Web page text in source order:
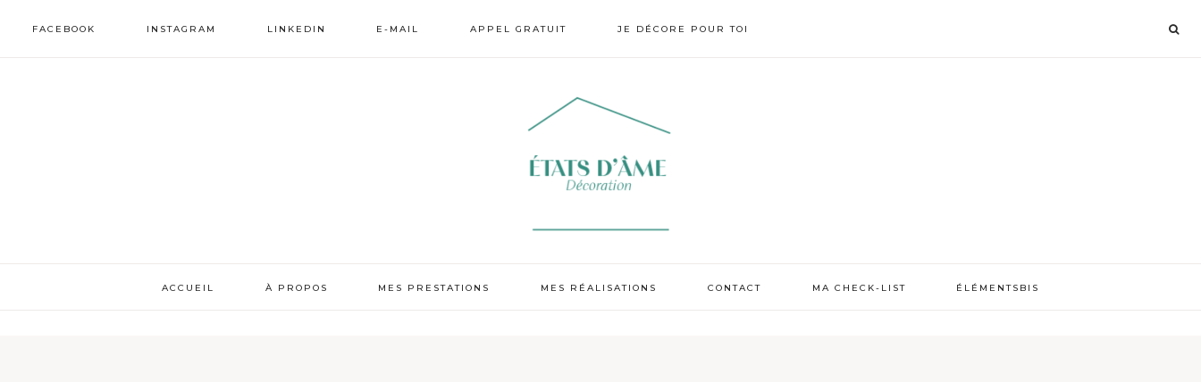
FACEBOOK INSTAGRAM LINKEDIN E-MAIL APPEL GRATUIT JE DÉCORE POUR TOI
ACCUEIL À PROPOS MES PRESTATIONS MES RÉALISATIONS CONTACT MA CHECK-LIST ÉLÉMENTSBIS